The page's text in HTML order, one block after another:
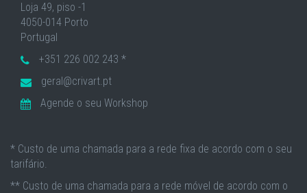
Loja 49, piso -1
4050-014 Porto
Portugal
+351 226 002 243 *
geral@crivart.pt
Agende o seu Workshop
* Custo de uma chamada para a rede fixa de acordo com o seu
tarifário.
** Custo de uma chamada para a rede móvel de acordo com o